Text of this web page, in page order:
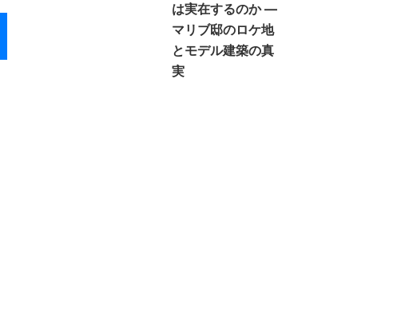
は実在するのか —
マリブ邸のロケ地
とモデル建築の真
実